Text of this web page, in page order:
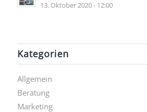
13. Oktober 2020 - 12:00
Kategorien
Allgemein
Beratung
Marketing